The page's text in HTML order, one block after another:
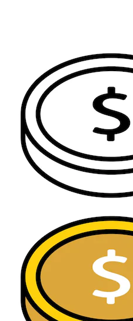
A plataforma criativa
seu melhor trabalho.
assinantes entre
agências e estúdios.
Copyright © 2010- 2026